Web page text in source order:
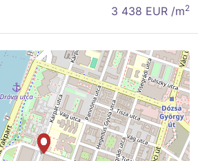
3 438 EUR /m2